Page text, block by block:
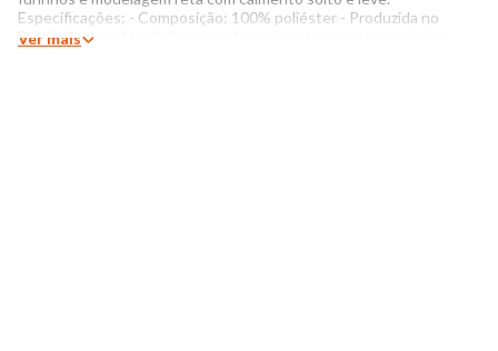
Especificações: - Composição: 100% poliéster - Produzida no
Brasil - Instruções de lavagem: Lavar com temperatura máxima
Ver mais